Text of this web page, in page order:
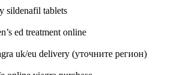
sildenafil tablets
ed treatment online
uk/eu delivery (уточните регион)